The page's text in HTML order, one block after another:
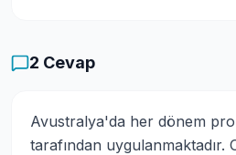
2 Cevap
Avustralya'da her dönem
tarafından